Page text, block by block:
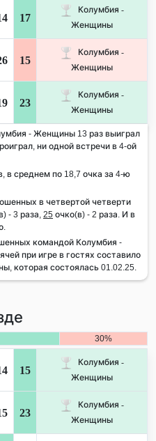
17
Колумбия -
Женщины
15
Колумбия -
Женщины
23
Колумбия -
Женщины
- Женщины 13 раз выиграл
ни одной встречи в 4-ой
в среднем по 18,7 очка за 4-ю
в четвертой четверти
- 3 раза, 25 очко(в) - 2 раза. И в
командой Колумбия -
при игре в гостях составило
которая состоялась 01.02.25.
30%
15
Колумбия -
Женщины
23
Колумбия -
Женщины